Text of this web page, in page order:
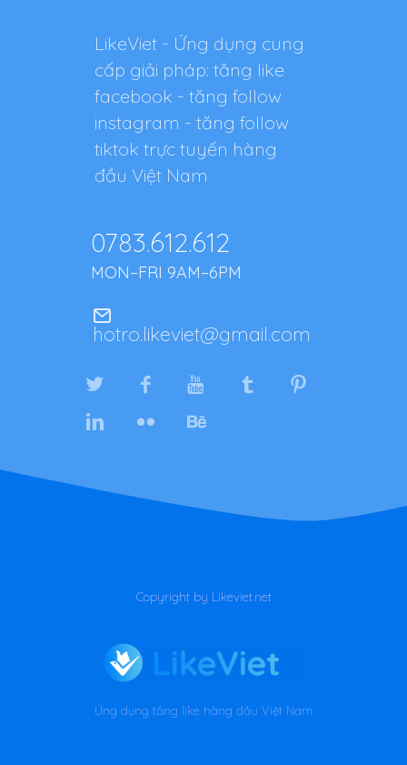
LikeViet - Ứng dụng cung
cấp giải pháp: tăng like
facebook - tăng follow
instagram - tăng follow
tiktok trực tuyến hàng
đầu Việt Nam
0783.612.612
MON–FRI 9AM–6PM
hotro.likeviet@gmail.com
Copyright by Likeviet.net
Ứng dụng tăng like hàng đầu Việt Nam